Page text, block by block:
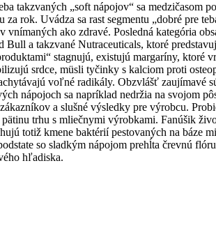
takzvaných „soft nápojov“ sa medzičasom
rok. Uvádza sa rast segmentu „dobré pre
ako zdravé. Posledná kategória
Bull a takzvané Nutraceuticals, ktoré
stagnujú, existujú margaríny, ktoré
srdce, müsli tyčinky s kalciom proti
voľné radikály. Obzvlášť zaujímavé
nápojoch sa napríklad nedržia na svojom
a slušné výsledky pre výrobcu.
trhu s mliečnymi výrobkami. Fanúšik
totiž kmene baktérií pestovaných na báze
so sladkým nápojom prehĺta črevnú
hľadiska.